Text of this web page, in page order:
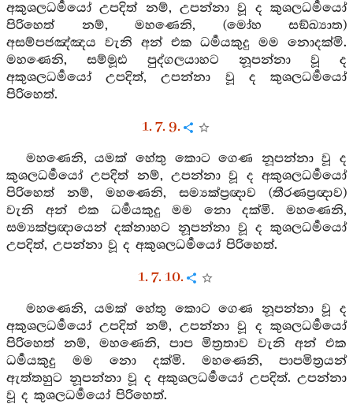
අකුශලධර්‍මයෝ උපදිත් නම්, උපන්නා වූ ද කුශලධර්‍මයෝ
පිරිහෙත් නම්, මහණෙනි, (මෝහ සඞ්ඛ්‍යාත)
අසම්පජඤ්ඤය වැනි අන් එක ධර්‍මයකුදු මම නොදක්මි.
මහණෙනි, සම්මූඪ පුද්ගලයාහට නූපන්නා වූ ද
අකුශලධර්‍මයෝ උපදිත්, උපන්නා වූ ද කුශලධර්‍මයෝ
පිරිහෙත්.
1. 7. 9.
මහණෙනි, යමක් හේතු කොට ගෙණ නූපන්නා වූ ද
කුශලධර්‍මයෝ උපදිත් නම්, උපන්නා වූ ද අකුශලධර්‍මයෝ
පිරිහෙත් නම්, මහණෙනි, සම්‍යක්ප්‍රඥාව (තීරණප්‍රඥාව)
වැනි අන් එක ධර්‍මයකුදු මම නො දක්මි. මහණෙනි,
සම්‍යක්ප්‍රඥායෙන් දක්නාහට නූපන්නා වූ ද කුශලධර්‍මයෝ
උපදිත්, උපන්නා වූ ද අකුශලධර්‍මයෝ පිරිහෙත්.
1. 7. 10.
මහණෙනි, යමක් හේතු කොට ගෙණ නූපන්නා වූ ද
අකුශලධර්‍මයෝ උපදිත් නම්, උපන්නා වූ ද කුශලධර්‍මයෝ
පිරිහෙත් නම්, මහණෙනි, පාප මිත්‍රතාව වැනි අන් එක
ධර්‍මයකුදු මම නො දක්මි. මහණෙනි, පාපමිත්‍රයන්
ඇත්තහුට නූපන්නා වූ ද අකුශලධර්‍මයෝ උපදිත්. උපන්නා
වූ ද කුශලධර්‍මයෝ පිරිහෙත්.